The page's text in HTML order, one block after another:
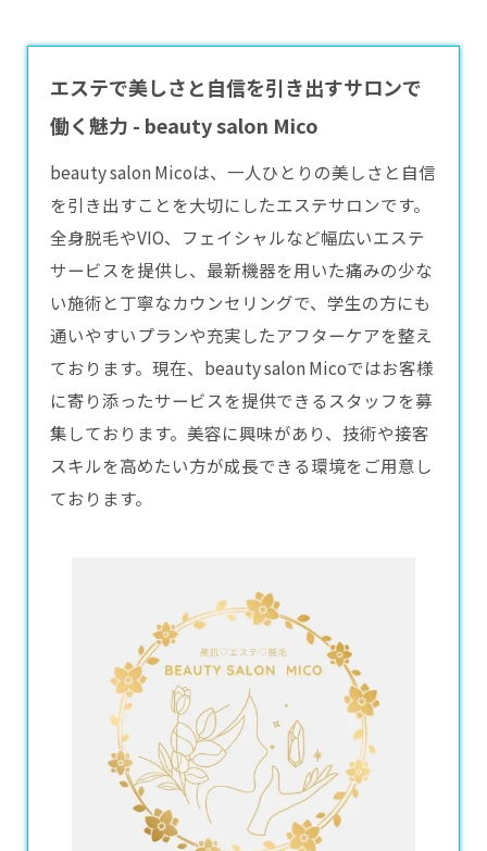
エステで美しさと自信を引き出すサロンで
働く魅力 - beauty salon Mico
beauty salon Micoは、一人ひとりの美しさと自信
を引き出すことを大切にしたエステサロンです。
全身脱毛やVIO、フェイシャルなど幅広いエステ
サービスを提供し、最新機器を用いた痛みの少な
い施術と丁寧なカウンセリングで、学生の方にも
通いやすいプランや充実したアフターケアを整え
ております。現在、beauty salon Micoではお客様
に寄り添ったサービスを提供できるスタッフを募
集しております。美容に興味があり、技術や接客
スキルを高めたい方が成長できる環境をご用意し
ております。